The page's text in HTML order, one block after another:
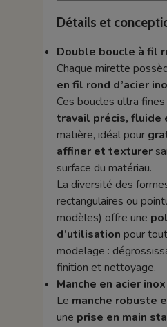
Détails et
Double boucle à fil
Chaque mirette
en fil rond d’acier
Ces boucles ultra
travail précis, fluide
matière, idéal pour
affiner et texturer
surface du matériau.
La diversité des
rectangulaires ou
modèles) offre une
d’utilisation pour
modelage :
finition et nettoyage.
Manche en acier inox
Le manche robuste
une prise en main